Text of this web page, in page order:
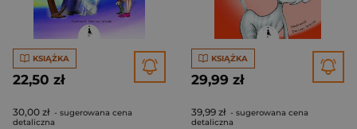
KSIĄŻKA
22,50 zł
30,00 zł - sugerowana cena
detaliczna
KSIĄŻKA
29,99 zł
39,99 zł - sugerowana cena
detaliczna